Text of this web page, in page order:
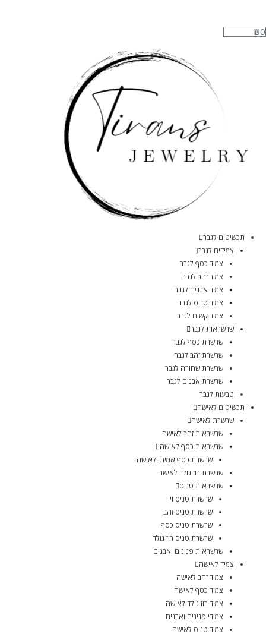
₪0
תכשיטים לגבר
צמידים לגבר
צמיד כסף לגבר
צמיד זהב לגבר
צמיד אבנים לגבר
צמיד טניס לגבר
צמיד קשיח לגבר
שרשראות לגבר
שרשרת כסף לגבר
שרשרת זהב לגבר
שרשרת שחורה לגבר
שרשרת אבנים לגבר
טבעות לגבר
תכשיטים לאישה
שרשרת לאישה
שרשראות זהב לאישה
שרשראות כסף לאישה
שרשרת כסף אמיתי לאישה
שרשרת רוז גולד לאישה
שרשראות טניס
שרשרת טניס וי
שרשרת טניס זהב
שרשרת טניס כסף
שרשרת טניס רוז גולד
שרשראות פנינים ואבנים
צמיד לאישה
צמיד זהב לאישה
צמיד כסף לאישה
צמיד רוז גולד לאישה
צמידי פנינים ואבנים
צמיד טניס לאישה